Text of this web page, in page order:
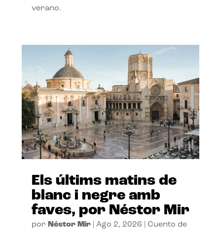
verano.
Els últims matins de
blanc i negre amb
faves, por Néstor Mir
por Néstor Mir| Ago 2, 2026
Cuento de